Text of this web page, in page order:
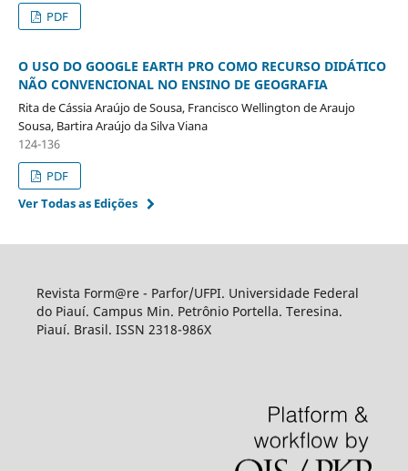
PDF
O USO DO GOOGLE EARTH PRO COMO RECURSO DIDÁTICO
NÃO CONVENCIONAL NO ENSINO DE GEOGRAFIA
Rita de Cássia Araújo de Sousa, Francisco Wellington de Araujo
Sousa, Bartira Araújo da Silva Viana
124-136
PDF
Ver Todas as Edições
Revista Form@re - Parfor/UFPI. Universidade Federal
do Piauí. Campus Min. Petrônio Portella. Teresina.
Piauí. Brasil. ISSN 2318-986X